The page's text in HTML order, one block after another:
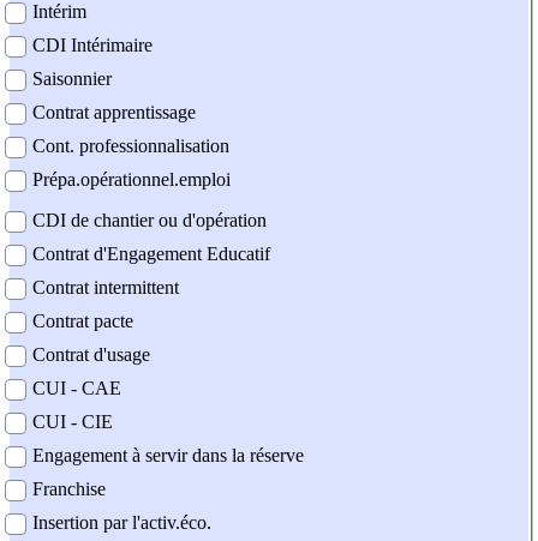
Intérim
CDI Intérimaire
Saisonnier
Contrat apprentissage
Cont. professionnalisation
Prépa.opérationnel.emploi
CDI de chantier ou d'opération
Contrat d'Engagement Educatif
Contrat intermittent
Contrat pacte
Contrat d'usage
CUI - CAE
CUI - CIE
Engagement à servir dans la réserve
Franchise
Insertion par l'activ.éco.